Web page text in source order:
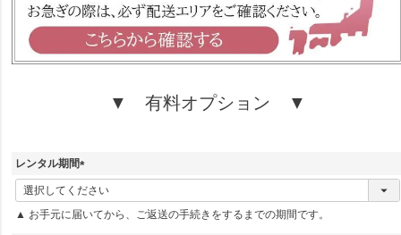
▼ 有料オプション ▼
レンタル期間
(
必
須
▲ お手元に届いてから、ご返送の手続きをするまでの期間です。